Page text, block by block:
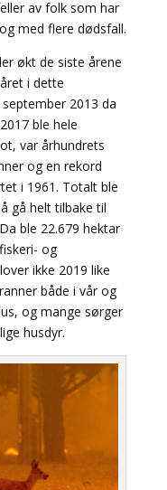
av folk som har
med flere dødsfall.
økt de siste årene
i dette
2013 da
ble hele
var århundrets
og en rekord
i 1961. Totalt ble
gå helt tilbake til
ble 22.679 hektar
og
ikke 2019 like
både i vår og
og mange sørger
husdyr.